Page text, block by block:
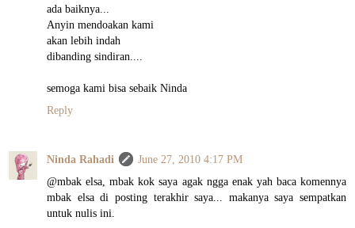
ada baiknya...
Anyin mendoakan kami
akan lebih indah
dibanding sindiran....
semoga kami bisa sebaik Ninda
Reply
Ninda Rahadi
June 27, 2010 4:17 PM
@mbak elsa, mbak kok saya agak ngga enak yah baca komennya
mbak elsa di posting terakhir saya... makanya saya sempatkan
untuk nulis ini.